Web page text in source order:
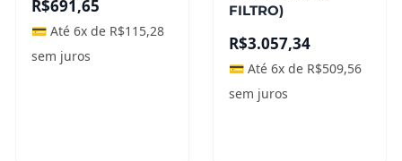
R$691,65
💳 Até 6x de R$115,28
sem juros
FILTRO)
R$3.057,34
💳 Até 6x de R$509,56
sem juros